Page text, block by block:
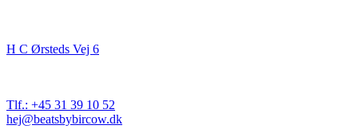
H C Ørsteds Vej 6
Tlf.: +45 31 39 10 52
hej@beatsbybircow.dk